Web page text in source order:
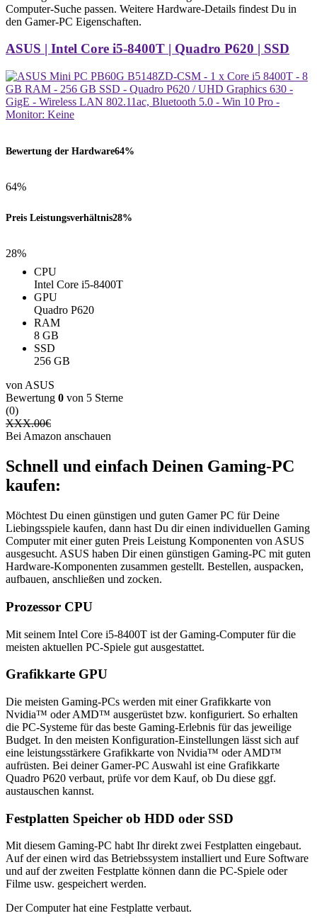
Computer-Suche passen. Weitere Hardware-Details findest Du in
den Gamer-PC Eigenschaften.
ASUS | Intel Core i5-8400T | Quadro P620 | SSD
Bewertung der Hardware64%
64%
Preis Leistungsverhältnis28%
28%
CPU
Intel Core i5-8400T
GPU
Quadro P620
RAM
8 GB
SSD
256 GB
von ASUS
Bewertung 0 von 5 Sterne
(0)
XXX.00€
Bei Amazon anschauen
Schnell und einfach Deinen Gaming-PC
kaufen:
Möchtest Du einen günstigen und guten Gamer PC für Deine
Liebingsspiele kaufen, dann hast Du dir einen individuellen Gaming
Computer mit einer guten Preis Leistung Komponenten von ASUS
ausgesucht. ASUS haben Dir einen günstigen Gaming-PC mit guten
Hardware-Komponenten zusammen gestellt. Bestellen, auspacken,
aufbauen, anschließen und zocken.
Prozessor CPU
Mit seinem Intel Core i5-8400T ist der Gaming-Computer für die
meisten aktuellen PC-Spiele gut ausgestattet.
Grafikkarte GPU
Die meisten Gaming-PCs werden mit einer Grafikkarte von
Nvidia™ oder AMD™ ausgerüstet bzw. konfiguriert. So erhalten
die PC-Systeme für das beste Gaming-Erlebnis für das jeweilige
Budget. In den meisten Konfiguration-Einstellungen lässt sich auf
eine leistungsstärkere Grafikkarte von Nvidia™ oder AMD™
aufrüsten. Bei deiner Gamer-PC Auswahl ist eine Grafikkarte
Quadro P620 verbaut, prüfe vor dem Kauf, ob Du diese ggf.
austauschen kannst.
Festplatten Speicher ob HDD oder SSD
Mit diesem Gaming-PC habt Ihr direkt zwei Festplatten eingebaut.
Auf der einen wird das Betriebssystem installiert und Eure Software
und auf der zweiten Festplatte können dann die PC-Spiele oder
Filme usw. gespeichert werden.
Der Computer hat eine Festplatte verbaut.